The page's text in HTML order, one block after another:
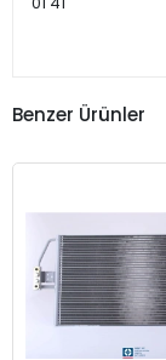
Benzer Ürünler